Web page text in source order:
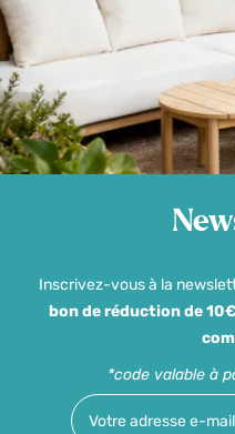
Inscrivez-vous à la
bon de réduction de
*code valable à